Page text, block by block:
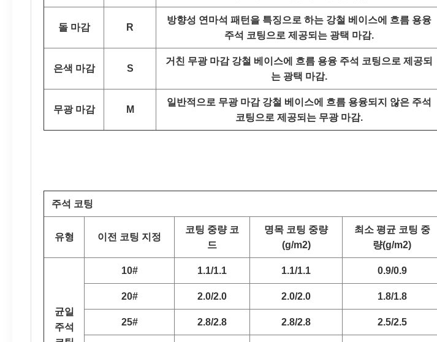
돌 마감 R
방향성 연마석 패턴을 특징으로 하는 강철 베이스에 흐름 용융
주석 코팅으로 제공되는 광택 마감.
은색 마감 S
거친 무광 마감 강철 베이스에 흐름 용융 주석 코팅으로 제공되
는 광택 마감.
무광 마감 M
일반적으로 무광 마감 강철 베이스에 흐름 용융되지 않은 주석
코팅으로 제공되는 무광 마감.
주석 코팅
유형 이전 코팅 지정
코팅 중량 코
드
명목 코팅 중량
(g/m2)
최소 평균 코팅 중
량(g/m2)
균일
주석
10# 1.1/1.1 1.1/1.1 0.9/0.9
20# 2.0/2.0 2.0/2.0 1.8/1.8
25# 2.8/2.8 2.8/2.8 2.5/2.5